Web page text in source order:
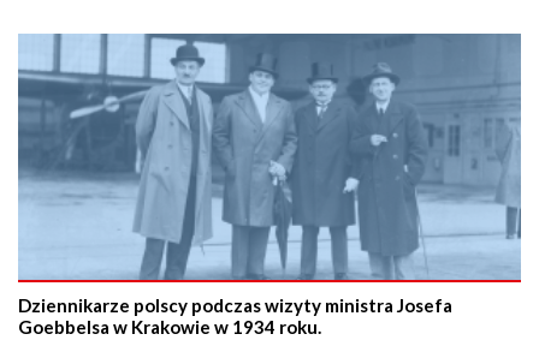
Dziennikarze polscy podczas wizyty ministra Josefa
Goebbelsa w Krakowie w 1934 roku.